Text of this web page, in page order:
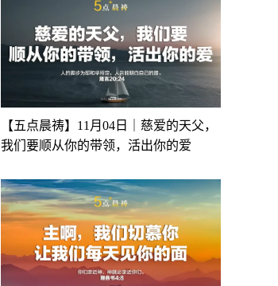
【五点晨祷】11月04日｜慈爱的天父，
我们要顺从你的带领，活出你的爱